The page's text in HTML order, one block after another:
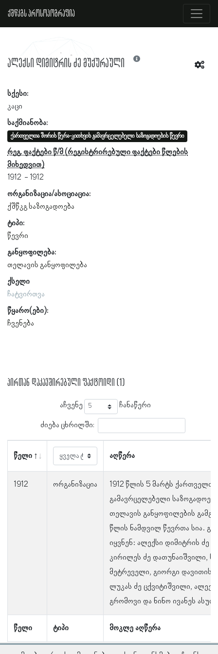
ქშწკგს პროსოპოგრაფია
ალექსი დიმიტრის ძე მუქურაული
სქესი:
კაცი
საქმიანობა:
ქართველთა შორის წერა-კითხვის გამავრცელებელი საზოგადოების წევრი
რეგ. ფაქტები წ/მ
1912
1912
ორგანიზაცია/ასოციაცია:
ქშწკგ საზოგადოება
ტიპი:
წევრი
განყოფილება:
თელავის განყოფილება
ქსელი
ჩატვირთვა
წყარო(ები):
ჩვენება
პირთან დაკავშირებული ფაქტოიდი (1)
აჩვენე ჩანაწერი
ძიება ცხრილში:
წელი აღწერა
წელი ტიპი მოკლე აღწერა
1912 ორგანიზაცია
1912 წლის 5 მარტს
გამავრცელებელი
თელავის განყოფილების
წლის ნამდვილ წევრთა სია.
იყვნენ: ალექსი დიმიტრის ძე
კირილეს ძე დათუნაიშვილი,
მეტრეველი, გიორგი დავითის
ლუკას ძე ცქვიტიშვილი,
გრომოვი და ნინო ივანეს